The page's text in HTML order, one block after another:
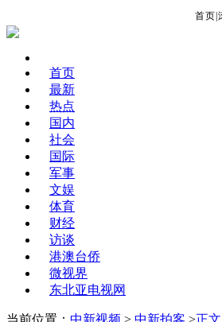
首页
首页
最新
热点
国内
社会
国际
军事
文娱
体育
财经
访谈
港澳台侨
微视界
东北亚电视网
当前位置： 中新视频 > 中新拍客 >正文